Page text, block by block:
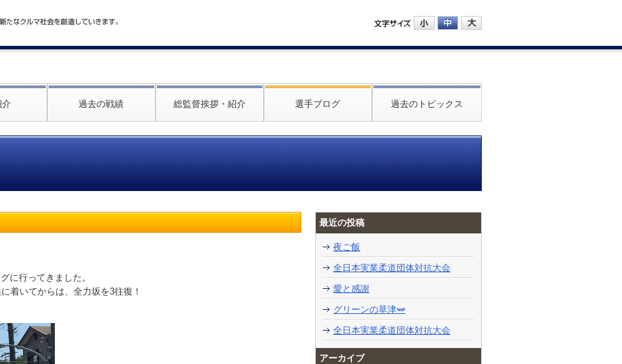
介 過去の戦績 総監督挨拶・紹介 選手ブログ 過去のトピックス
に行ってきました。
着いてからは、全力坂を3往復！
最近の投稿
夜ご飯
全日本実業柔道団体対抗大会
愛と感謝
グリーンの草津🫛
全日本実業柔道団体対抗大会
アーカイブ